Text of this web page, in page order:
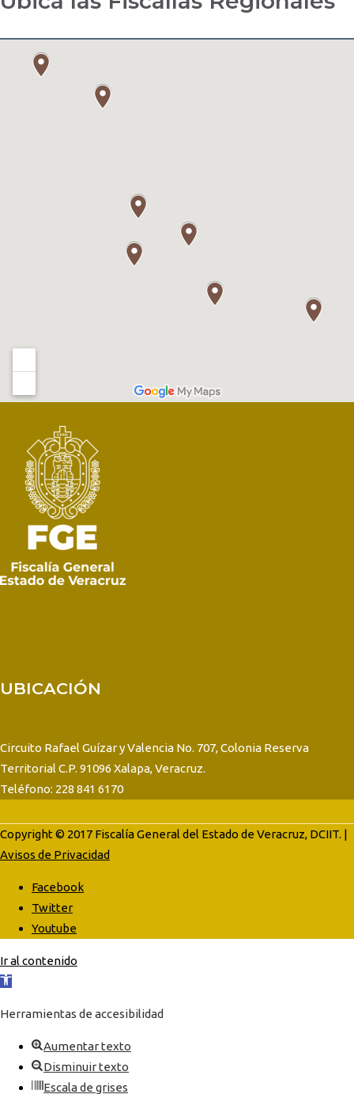
UBICACIÓN
Circuito Rafael Guízar y Valencia No. 707, Colonia Reserva
Territorial C.P. 91096 Xalapa, Veracruz.
Teléfono: 228 841 6170
Copyright © 2017 Fiscalía General del Estado de Veracruz, DCIIT. |
Avisos de Privacidad
Facebook
Twitter
Youtube
Ir al contenido
Abrir
de
herramientas
Herramientas de accesibilidad
Aumentar texto
Disminuir texto
Escala de grises